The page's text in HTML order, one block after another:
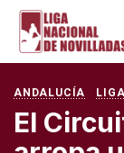
ANDALUCÍA
El